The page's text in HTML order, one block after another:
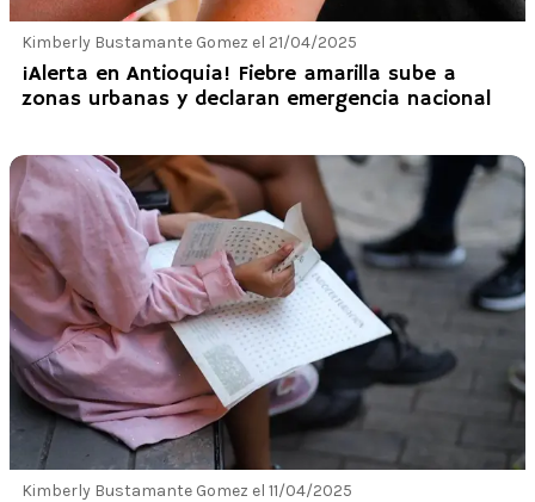
Kimberly Bustamante Gomez el 21/04/2025
¡Alerta en Antioquia! Fiebre amarilla sube a
zonas urbanas y declaran emergencia nacional
Kimberly Bustamante Gomez el 11/04/2025